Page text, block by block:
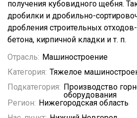
получения кубовидного щебня.
дробилки и дробильно-
дробления строительных
бетона, кирпичной кладки и т. п.
Отрасль: Машиностроение
Категория: Тяжелое
Подкатегория: Производство
оборудования
Регион: Нижегородская область